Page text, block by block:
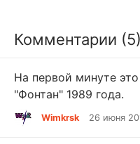
Комментарии (5)
На первой минуте
"Фонтан" 1989 года.
Wimkrsk 26 июня